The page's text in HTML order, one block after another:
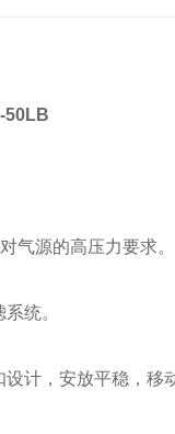
50LB
气源的高压力要求。
统。
计，安放平稳，移